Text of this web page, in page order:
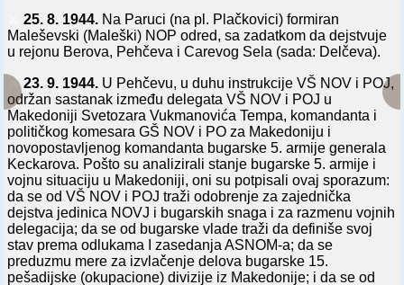
25. 8. 1944. Na Paruci (na pl. Plačkovici) formiran
Maleševski (Maleški) NOP odred, sa zadatkom da dejstvuje
u rejonu Berova, Pehčeva i Carevog Sela (sada: Delčeva).
⚔️ 23. 9. 1944. U Pehčevu, u duhu instrukcije VŠ NOV i POJ,
održan sastanak između delegata VŠ NOV i POJ u
Makedoniji Svetozara Vukmanovića Tempa, komandanta i
političkog komesara GŠ NOV i PO za Makedoniju i
novopostavljenog komandanta bugarske 5. armije generala
Keckarova. Pošto su analizirali stanje bugarske 5. armije i
vojnu situaciju u Makedoniji, oni su potpisali ovaj sporazum:
da se od VŠ NOV i POJ traži odobrenje za zajednička
dejstva jedinica NOVJ i bugarskih snaga i za razmenu vojnih
delegacija; da se od bugarske vlade traži da definiše svoj
stav prema odlukama I zasedanja ASNOM-a; da se
preduzmu mere za izvlačenje delova bugarske 15.
pešadijske (okupacione) divizije iz Makedonije; i da se od